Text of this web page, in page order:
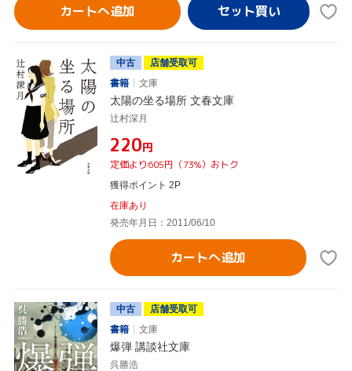
カートへ追加
中古
店舗受取可
書籍
文庫
太陽の坐る場所 文春文庫
辻村深月
¥220円
定価より605円（73%）おトク
獲得ポイント 2P
在庫あり
発売年月日：2011/06/10
カートへ追加
中古
店舗受取可
書籍
文庫
爆弾 講談社文庫
呉勝浩